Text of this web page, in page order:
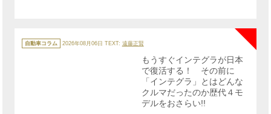
テ
ゴ
自動車コラム 2026年08月06日 TEXT: 遠藤正賢
もうすぐインテグラが日本
で復活する！ その前に
「インテグラ」とはどんな
クルマだったのか歴代４モ
デルをおさらい!!